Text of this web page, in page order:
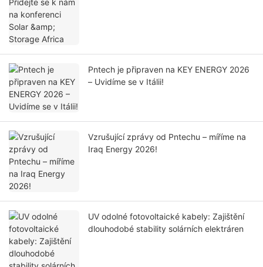
Pntech je připraven na KEY ENERGY 2026
– Uvidíme se v Itálii!
Vzrušující zprávy od Pntechu – míříme na
Iraq Energy 2026!
UV odolné fotovoltaické kabely: Zajištění
dlouhodobé stability solárních elektráren